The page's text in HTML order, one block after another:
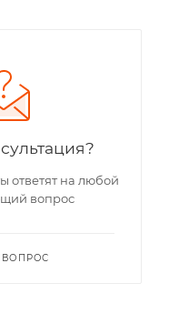
ответят на любой
вопрос
ВОПРОС